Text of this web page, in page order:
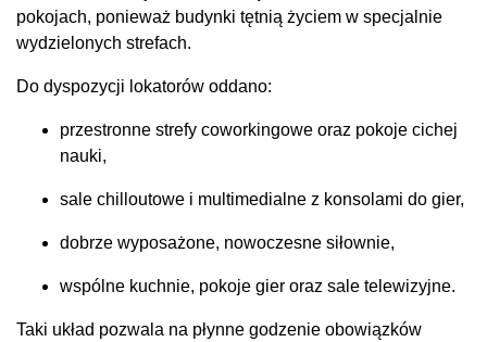
pokojach, ponieważ budynki tętnią życiem w specjalnie
wydzielonych strefach.
Do dyspozycji lokatorów oddano:
przestronne strefy coworkingowe oraz pokoje cichej
nauki,
sale chilloutowe i multimedialne z konsolami do gier,
dobrze wyposażone, nowoczesne siłownie,
wspólne kuchnie, pokoje gier oraz sale telewizyjne.
Taki układ pozwala na płynne godzenie obowiązków